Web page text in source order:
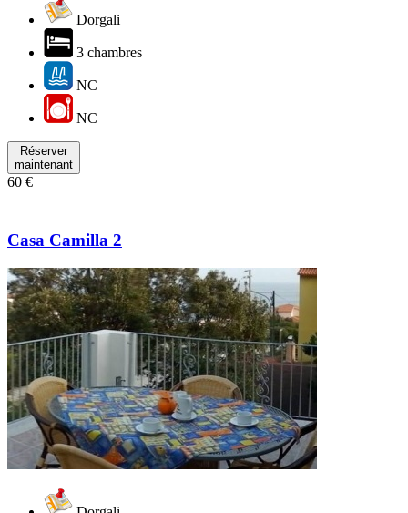
Dorgali
3 chambres
NC
NC
Réserver
maintenant
60 €
Casa Camilla 2